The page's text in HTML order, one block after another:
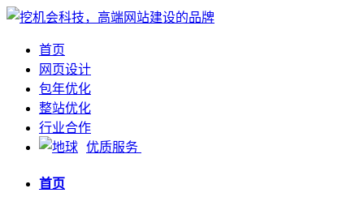
首页
网页设计
包年优化
整站优化
行业合作
优质服务
首页